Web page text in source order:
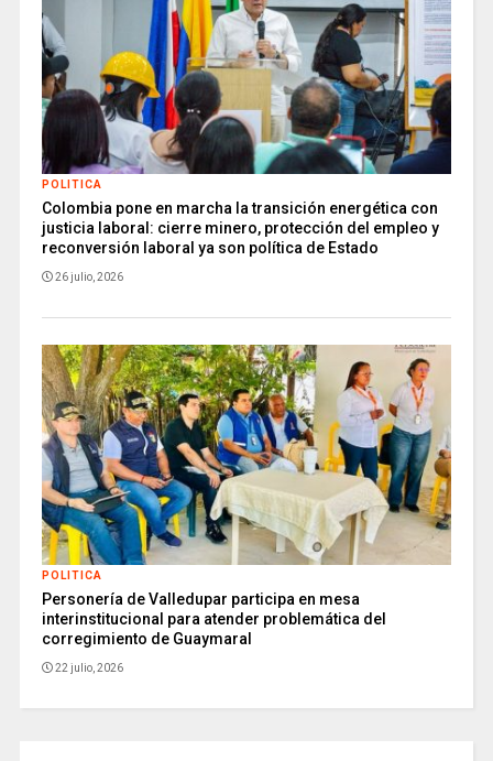
POLITICA
Colombia pone en marcha la transición energética con
justicia laboral: cierre minero, protección del empleo y
reconversión laboral ya son política de Estado
26 julio, 2026
POLITICA
Personería de Valledupar participa en mesa
interinstitucional para atender problemática del
corregimiento de Guaymaral
22 julio, 2026